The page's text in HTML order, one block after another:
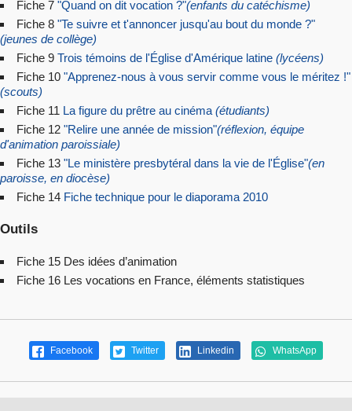
Fiche 7 "Quand on dit vocation ?"(enfants du catéchisme)
Fiche 8 "Te suivre et t'annoncer jusqu'au bout du monde ?"
(jeunes de collège)
Fiche 9 Trois témoins de l'Église d'Amérique latine (lycéens)
Fiche 10 "Apprenez-nous à vous servir comme vous le méritez !"
(scouts)
Fiche 11 La figure du prêtre au cinéma (étudiants)
Fiche 12 "Relire une année de mission"(réflexion, équipe
d'animation paroissiale)
Fiche 13 "Le ministère presbytéral dans la vie de l'Église"(en
paroisse, en diocèse)
Fiche 14 Fiche technique pour le diaporama 2010
Outils
Fiche 15 Des idées d’animation
Fiche 16 Les vocations en France, éléments statistiques
Facebook Twitter Linkedin WhatsApp